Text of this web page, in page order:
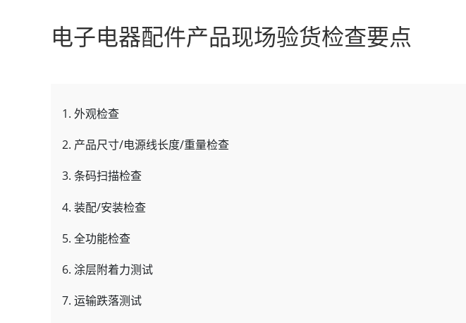
电子电器配件产品现场验货检查要点
1. 外观检查
2. 产品尺寸/电源线长度/重量检查
3. 条码扫描检查
4. 装配/安装检查
5. 全功能检查
6. 涂层附着力测试
7. 运输跌落测试